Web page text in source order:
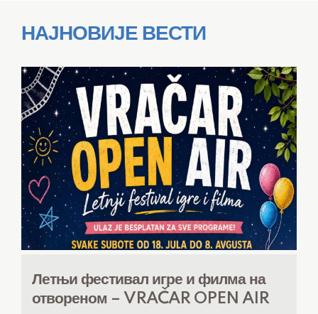
НАЈНОВИЈЕ ВЕСТИ
Летњи фестивал игре и филма на
отвореном – VRAČAR OPEN AIR